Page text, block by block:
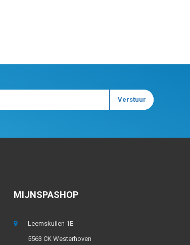
MIJNSPASHOP
Leemskuilen 1E
5563 CK Westerhoven